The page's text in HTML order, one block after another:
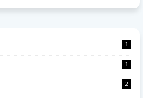
1
1
2